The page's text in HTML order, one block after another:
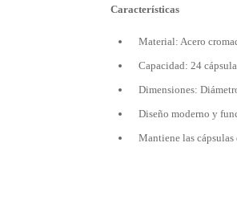
Características
Material: Acero
Capacidad: 24
Dimensiones:
Diseño moderno y
Mantiene las